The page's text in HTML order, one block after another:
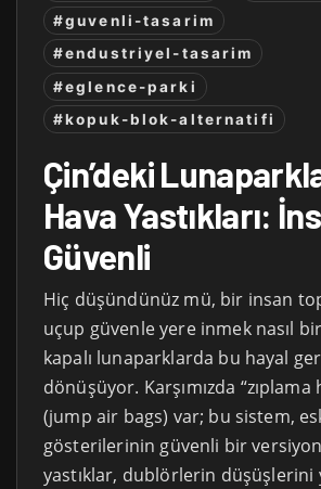
#guvenli-tasarim
#endustriyel-tasarim
#eglence-parki
#kopuk-blok-alternatifi
Çin’deki
Hava Yastıkları:
Güvenli
Hiç düşündünüz mü, bir insan
uçup güvenle yere inmek nasıl bir
kapalı lunaparklarda bu hayal
dönüşüyor. Karşımızda “zıplama
(jump air bags) var; bu sistem,
gösterilerinin güvenli bir
yastıklar, dublörlerin düşüşlerini